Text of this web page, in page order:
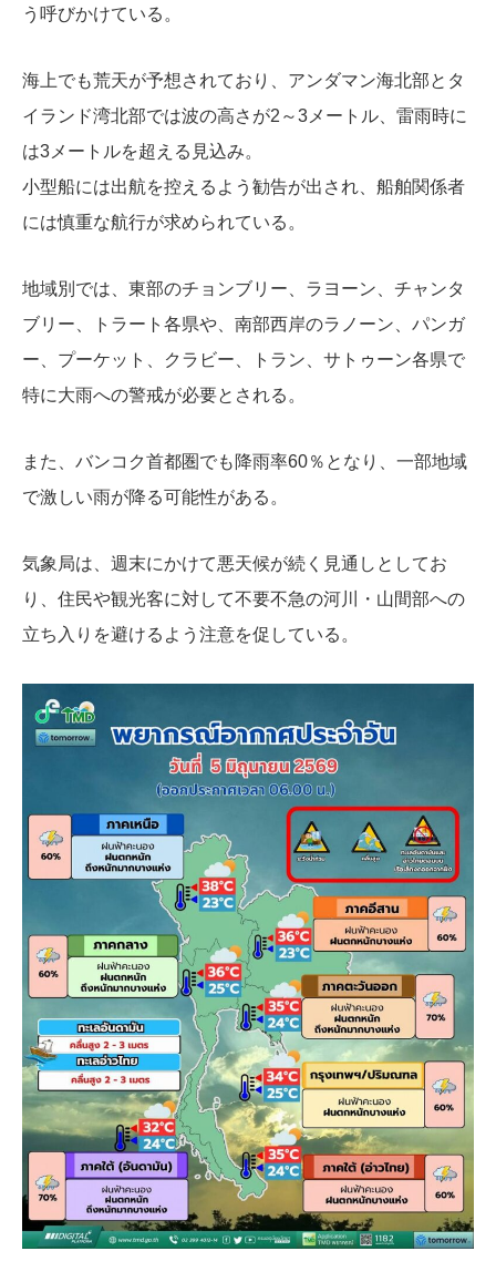
う呼びかけている。
海上でも荒天が予想されており、アンダマン海北部とタ
イランド湾北部では波の高さが2～3メートル、雷雨時に
は3メートルを超える見込み。
小型船には出航を控えるよう勧告が出され、船舶関係者
には慎重な航行が求められている。
地域別では、東部のチョンブリー、ラヨーン、チャンタ
ブリー、トラート各県や、南部西岸のラノーン、パンガ
ー、プーケット、クラビー、トラン、サトゥーン各県で
特に大雨への警戒が必要とされる。
また、バンコク首都圏でも降雨率60％となり、一部地域
で激しい雨が降る可能性がある。
気象局は、週末にかけて悪天候が続く見通しとしてお
り、住民や観光客に対して不要不急の河川・山間部への
立ち入りを避けるよう注意を促している。